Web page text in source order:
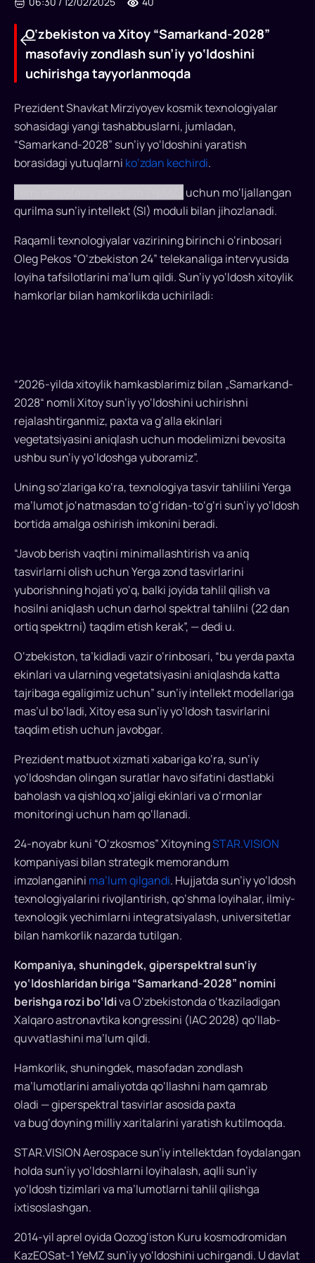
O‘zbekiston
va
Xitoy
“Samarkand-
2028”
masofaviy
zondlash
uchirishga
tayyorlanmoqda
O‘zbekiston
2026-
yilda
“Samarkand-
masofaviy
zondlash
sun’iy
yo‘ldoshini
uchiradi.
Xitoy
kompaniyasi
o‘z
giperspektral
apparatlaridan
biriga
shunday
nom
beradi.
modulli
sun’iy
yo‘ldosh
paxta
g‘alla
vegetatsiyasini
aniqlay
oladi,
dedi
raqamli
vaziri
birinchi
o‘rinbosari
Oleg
Pekos.
O‘zbekiston va Xitoy “Samarkand-2028”
masofaviy zondlash sun’iy yo‘ldoshini
uchirishga tayyorlanmoqda
Prezident Shavkat Mirziyoyevkosmik texnologiyalar
sohasidagi yangi tashabbuslarni, jumladan,
“Samarkand-2028” sun’iy yo‘ldoshini yaratish
borasidagi yutuqlarni ko‘zdan kechirdi.
uchun mo‘ljallangan
qurilma sun’iy intellekt (SI) moduli bilan jihozlanadi.
Raqamli texnologiyalar vazirining birinchi o‘rinbosari
Oleg Pekos “O‘zbekiston 24” telekanaliga intervyusida
loyiha tafsilotlarini ma’lum qildi. Sun’iy yo‘ldosh xitoylik
hamkorlar bilan hamkorlikda uchiriladi:
“2026-yilda xitoylik hamkasblarimiz bilan „Samarkand-
2028“ nomli Xitoy sun’iy yo‘ldoshini uchirishni
rejalashtirganmiz, paxta va g‘alla ekinlari
vegetatsiyasini aniqlash uchun modelimizni bevosita
ushbu sun’iy yo‘ldoshga yuboramiz”.
Uning so‘zlariga ko‘ra, texnologiya tasvir tahlilini Yerga
ma’lumot jo‘natmasdan to‘g‘ridan-to‘g‘ri sun’iy yo‘ldosh
bortida amalga oshirish imkonini beradi.
“Javob berish vaqtini minimallashtirish va aniq
tasvirlarni olish uchun Yerga zond tasvirlarini
yuborishning hojati yo‘q, balki joyida tahlil qilish va
hosilni aniqlash uchun darhol spektral tahlilni (22 dan
ortiq spektrni) taqdim etish kerak”, — dedi u.
O‘zbekiston, ta’kidladi vazir o‘rinbosari, “bu yerda paxta
ekinlari va ularning vegetatsiyasini aniqlashda katta
tajribaga egaligimiz uchun” sun’iy intellekt modellariga
mas’ul bo‘ladi, Xitoy esa sun’iy yo‘ldosh tasvirlarini
taqdim etish uchun javobgar.
Prezident matbuot xizmati xabariga ko‘ra, sun’iy
yo‘ldoshdan olingan suratlar havo sifatini dastlabki
baholash va qishloq xo‘jaligi ekinlari va o‘rmonlar
monitoringi uchun ham qo‘llanadi.
24-noyabr kuni “O‘zkosmos” XitoyningSTAR.VISION
kompaniyasi bilan strategik memorandum
imzolanganini ma’lum qilgandi. Hujjatda sun’iy yo‘ldosh
texnologiyalarini rivojlantirish, qo‘shma loyihalar, ilmiy-
texnologik yechimlarni integratsiyalash, universitetlar
bilan hamkorlik nazarda tutilgan.
Kompaniya, shuningdek, giperspektral sun’iy
yo‘ldoshlaridan biriga “Samarkand-2028” nomini
berishga rozi bo‘ldiva O‘zbekistonda o‘tkaziladigan
Xalqaro astronavtika kongressini (IAC 2028) qo‘llab-
quvvatlashini ma’lum qildi.
Hamkorlik, shuningdek, masofadan zondlash
ma’lumotlarini amaliyotda qo‘llashni ham qamrab
oladi — giperspektral tasvirlar asosida paxta
va bug‘doyning milliy xaritalarini yaratish kutilmoqda.
STAR.VISION Aerospace sun’iy intellektdan foydalangan
holda sun’iy yo‘ldoshlarni loyihalash, aqlli sun’iy
yo‘ldosh tizimlari va ma’lumotlarni tahlil qilishga
ixtisoslashgan.
2014-yil aprel oyida Qozog‘iston Kuru kosmodromidan
KazEOSat-1 YeMZ sun’iy yo‘ldoshini uchirgandi. U davlat